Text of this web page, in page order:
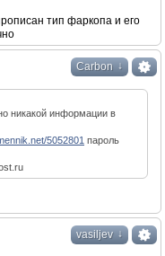
тип фаркопа и его
Carbon ↓
никакой информации в
5052801 пароль
vasiljev ↓